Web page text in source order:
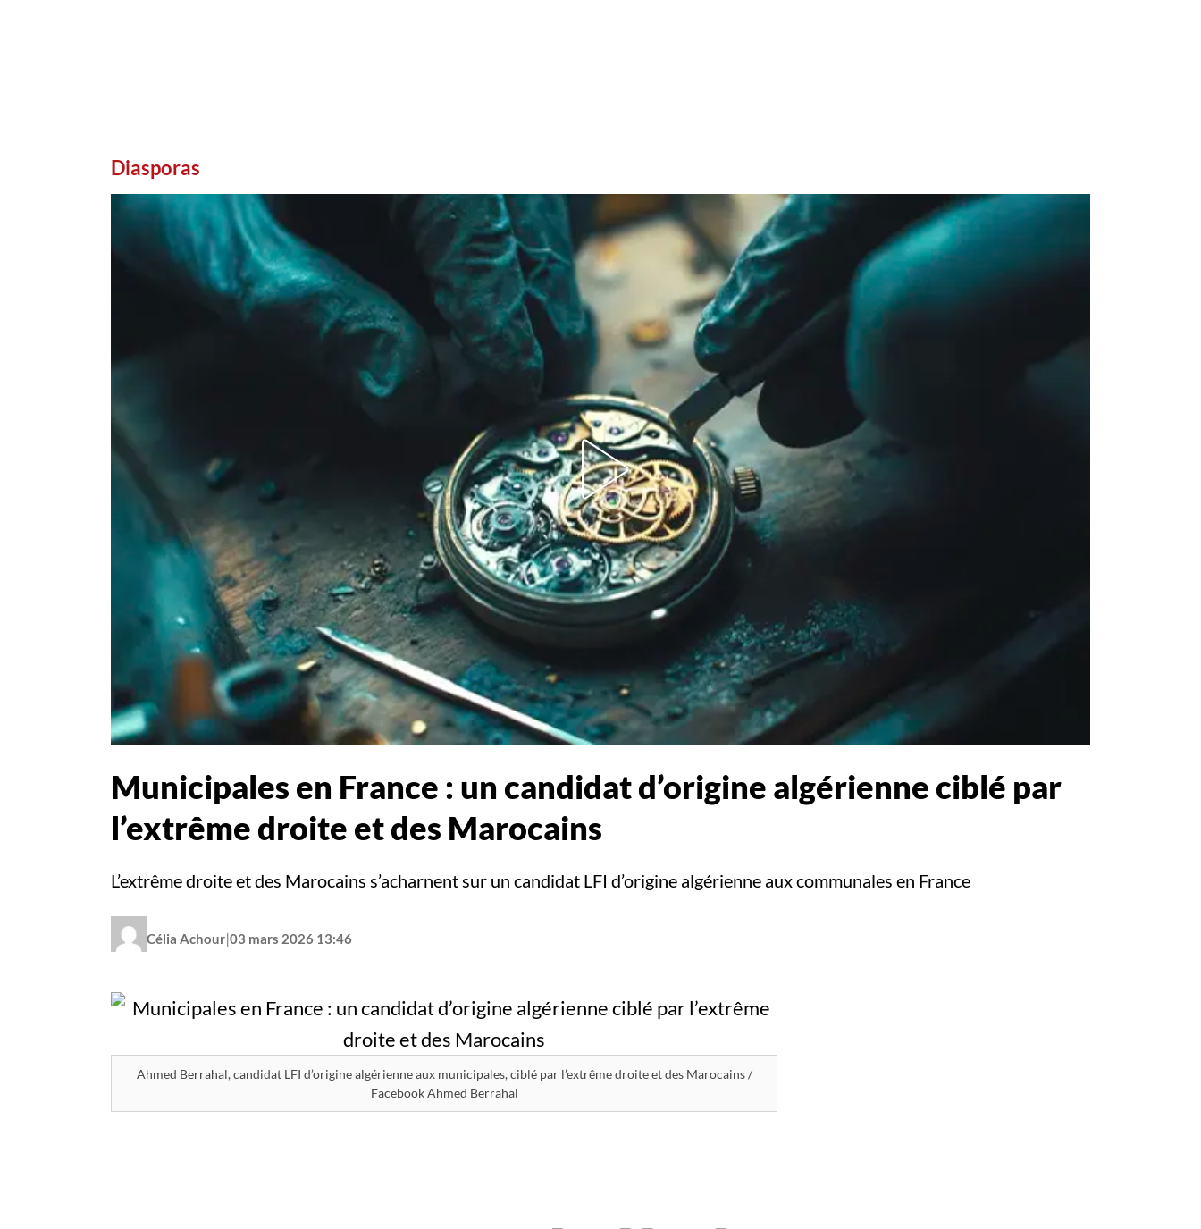
Diasporas
Municipales en France : un candidat d’origine algérienne ciblé par
l’extrême droite et des Marocains
L’extrême droite et des Marocains s’acharnent sur un candidat LFI d’origine algérienne aux communales en France
Célia Achour|03 mars 2026 13:46
Ahmed Berrahal, candidat LFI d’origine algérienne aux municipales, ciblé par l’extrême droite et des Marocains /
Facebook Ahmed Berrahal